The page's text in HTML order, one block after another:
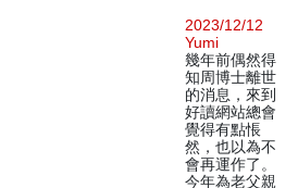
2023/12/12
Yumi
幾年前偶然得
知周博士離世
的消息，來到
好讀網站總會
覺得有點悵
然，也以為不
會再運作了。
今年為老父親